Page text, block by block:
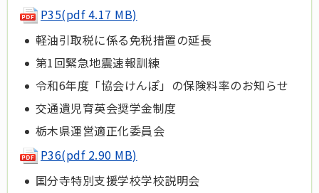
P35(pdf 4.17 MB)
軽油引取税に係る免税措置の延長
第1回緊急地震速報訓練
令和6年度「協会けんぽ」の保険料率のお知らせ
交通遺児育英会奨学金制度
栃木県運営適正化委員会
P36(pdf 2.90 MB)
国分寺特別支援学校学校説明会